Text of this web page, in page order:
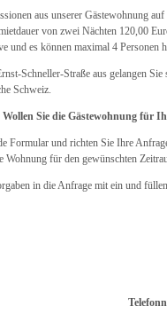
aus unserer Gästewohnung
von zwei Nächten 120,00
und es können maximal 4 Personen
Schneller-Straße aus gelangen
Schweiz.
Sie die Gästewohnung für
Formular und richten Sie Ihre
Wohnung für den gewünschten
in die Anfrage mit ein und